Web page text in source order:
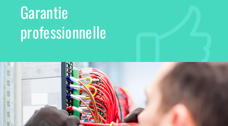
Garantie
professionnelle